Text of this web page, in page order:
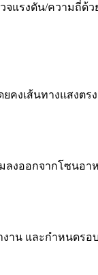
จแรงดัน/ความถี่ด้
คงเส้นทางแสงตร
มลงออกจากโซนอ
น และกำหนดรอบ